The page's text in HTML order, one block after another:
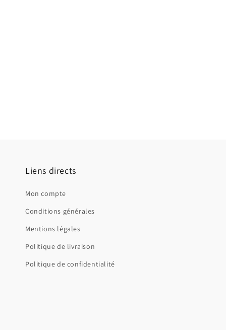
Liens directs
Mon compte
Conditions générales
Mentions légales
Politique de livraison
Politique de confidentialité